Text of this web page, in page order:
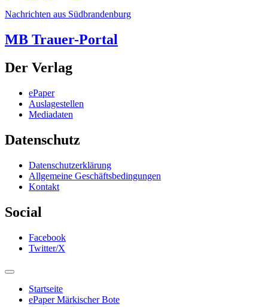
Nachrichten aus Südbrandenburg
MB Trauer-Portal
Der Verlag
ePaper
Auslagestellen
Mediadaten
Datenschutz
Datenschutzerklärung
Allgemeine Geschäftsbedingungen
Kontakt
Social
Facebook
Twitter/X
Startseite
ePaper Märkischer Bote